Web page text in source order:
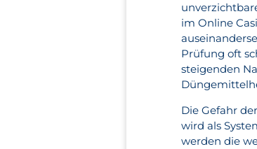
im Online
Prüfung oft
steigenden
Die Gefahr
wird als
werden die